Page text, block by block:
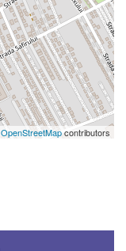
OpenStreetMapcontributors